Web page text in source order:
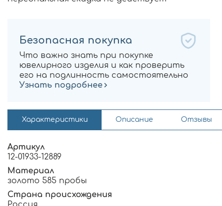
Безопасная покупка
Что важно знать при покупке
ювелирного изделия и как проверить
его на подлинность самостоятельно
Узнать подробнее
Характеристики Описание Отзывы
Артикул
12-01933-12889
Материал
золото 585 пробы
Страна происхождения